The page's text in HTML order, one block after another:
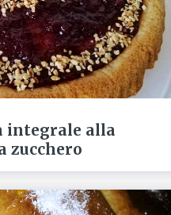
integrale alla
zucchero